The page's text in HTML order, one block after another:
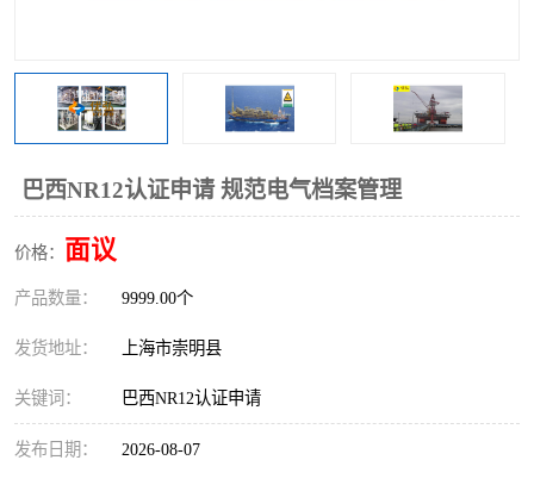
巴西NR12认证申请 规范电气档案管理
价格： 面议
产品数量： 9999.00个
发货地址： 上海市崇明县
关键词： 巴西NR12认证申请
发布日期： 2026-08-07